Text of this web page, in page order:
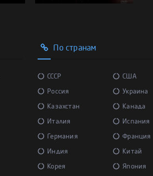
По странам
СССР США
Россия Украина
Казахстан Канада
Италия Испания
Германия Франция
Индия Китай
Корея Япония